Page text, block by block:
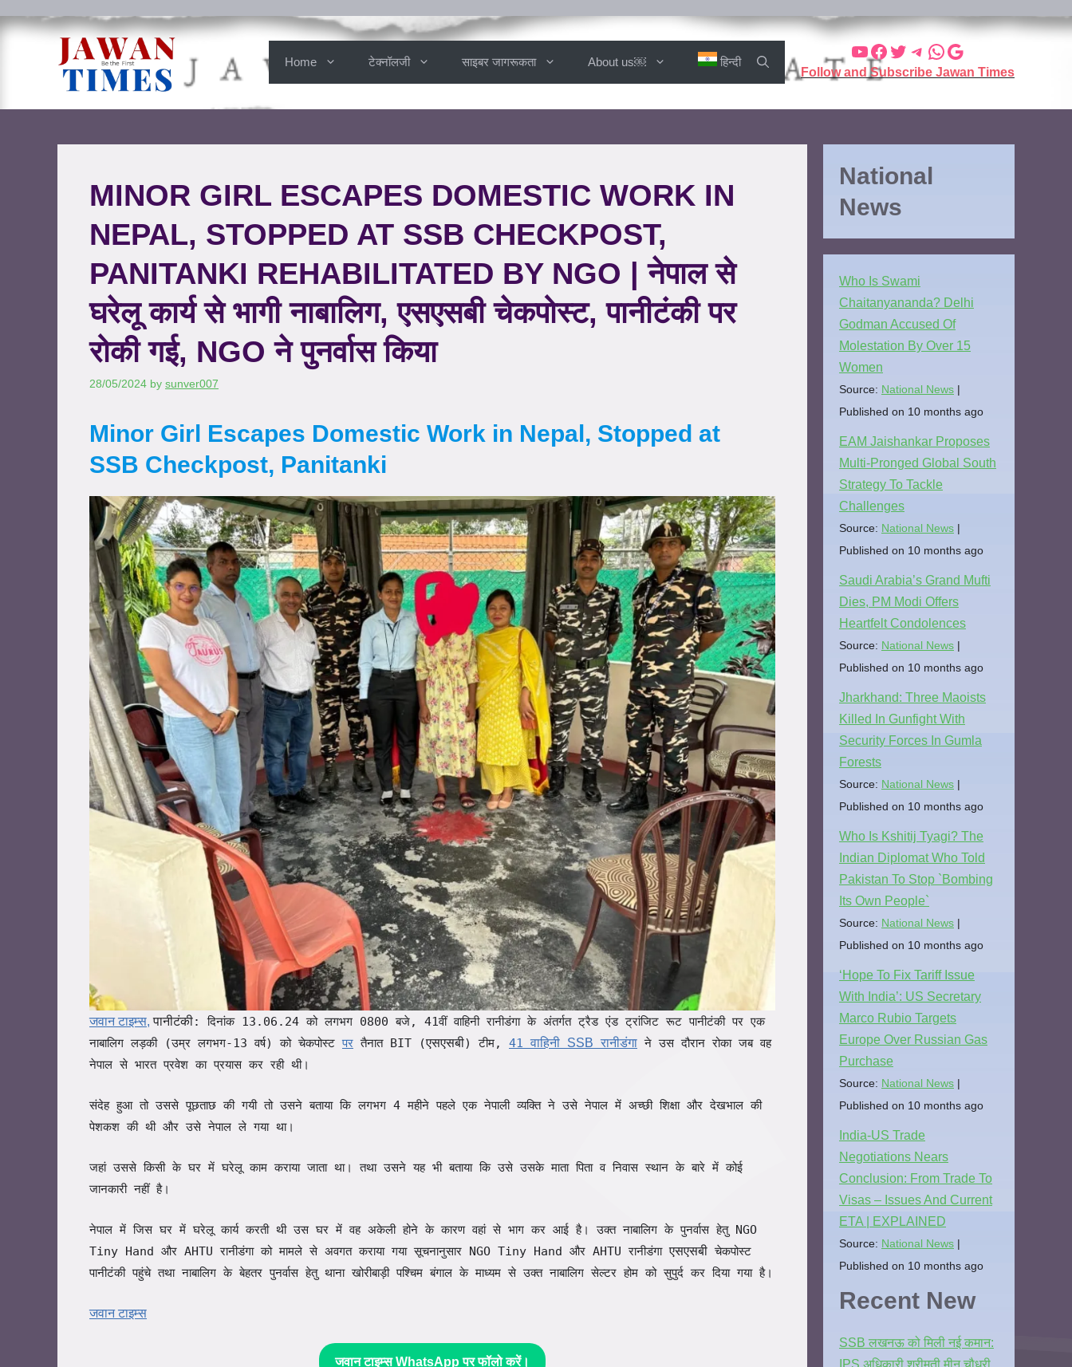
Home टेक्नॉलजी साइबर जागरूकता About us￼ हिन्दी
Follow and Subscribe Jawan Times
MINOR GIRL ESCAPES DOMESTIC WORK IN
NEPAL, STOPPED AT SSB CHECKPOST,
PANITANKI REHABILITATED BY NGO | नेपाल से
घरेलू कार्य से भागी नाबालिग, एसएसबी चेकपोस्ट, पानीटंकी पर
रोकी गई, NGO ने पुनर्वास किया
28/05/2024 by sunver007
Minor Girl Escapes Domestic Work in Nepal, Stopped at
SSB Checkpost, Panitanki
जवान टाइम्स, पानीटंकी: दिनांक 13.06.24 को लगभग 0800 बजे, 41वीं वाहिनी रानीडंगा के अंतर्गत ट्रैड एंड ट्रांजिट रूट पानीटंकी पर एक
नाबालिग लड़की (उम्र लगभग-13 वर्ष) को चेकपोस्टपर तैनात BIT (एसएसबी) टीम, 41वाहिनी SSB रानीडंगा ने उस दौरान रोका जब वह
नेपाल से भारत प्रवेश का प्रयास कर रही थी।
संदेह हुआ तो उससे पूछताछ की गयी तो उसने बताया कि लगभग 4 महीने पहले एक नेपाली व्यक्ति ने उसे नेपाल में अच्छी शिक्षा और देखभाल की
पेशकश की थी और उसे नेपाल ले गया था।
जहां उससे किसी के घर में घरेलू काम कराया जाता था। तथा उसने यह भी बताया कि उसे उसके माता पिता व निवास स्थान के बारे में कोई
जानकारी नहीं है।
नेपाल में जिस घर में घरेलू कार्य करती थी उस घर में वह अकेली होने के कारण वहां से भाग कर आई है। उक्त नाबालिग के पुनर्वास हेतु NGO
Tiny Hand और AHTU रानीडंगा को मामले से अवगत कराया गया सूचनानुसार NGO Tiny Hand और AHTU रानीडंगाएसएसबी चेकपोस्ट
पानीटंकी पहुंचे तथा नाबालिग के बेहतर पुनर्वास हेतु थाना खोरीबाड़ी पश्चिम बंगाल के माध्यम से उक्त नाबालिग सेल्टर होम को सुपुर्द कर दिया गया है।
जवान टाइम्स
जवान टाइम्स WhatsApp पर फॉलो करें।
National
News
Who Is Swami
Chaitanyananda? Delhi
Godman Accused Of
Molestation By Over 15
Women
Source: National News
Published on 10 months ago
EAM Jaishankar Proposes
Multi-Pronged Global South
Strategy To Tackle
Challenges
Source: National News
Published on 10 months ago
Saudi Arabia’s Grand Mufti
Dies, PM Modi Offers
Heartfelt Condolences
Source: National News
Published on 10 months ago
Jharkhand: Three Maoists
Killed In Gunfight With
Security Forces In Gumla
Forests
Source: National News
Published on 10 months ago
Who Is Kshitij Tyagi? The
Indian Diplomat Who Told
Pakistan To Stop `Bombing
Its Own People`
Source: National News
Published on 10 months ago
‘Hope To Fix Tariff Issue
With India’: US Secretary
Marco Rubio Targets
Europe Over Russian Gas
Purchase
Source: National News
Published on 10 months ago
India-US Trade
Negotiations Nears
Conclusion: From Trade To
Visas – Issues And Current
ETA | EXPLAINED
Source: National News
Published on 10 months ago
Recent New
SSB लखनऊ को मिली नई कमान:
IPS अधिकारी श्रीमती मीनू चौधरी